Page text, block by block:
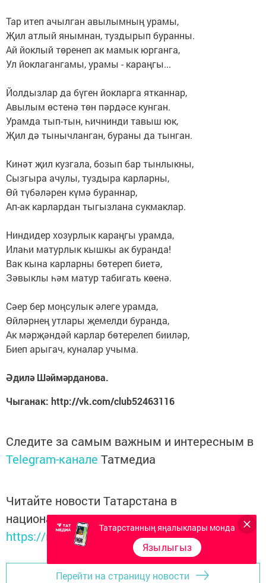
Тар итеп ачылган авылымның урамы,
Җил атлый янымнан, туздырып буранны.
Ай йоклый төренеп ак мамык юрганга,
Ул йоклагангамы, урамы - караңгы...
Йолдызлар да бүген йокларга ятканнар,
Авылым өстенә төн пәрдәсе кунган.
Урамда тып-тын, һичнинди тавыш юк,
Җил дә тынычланган, бураны да тынган.
Кинәт җил кузгала, бозып бар тынлыкны,
Сызгыра ачулы, туздыра карларны,
Өй түбәләрен күмә бураннар,
Ап-ак карлардан тыгызлана сукмаклар.
Ниндидер хозурлык караңгы урамда,
Илаһи матурлык кышкы ак буранда!
Вак кына карларны бөтереп биетә,
Зәвыклы һәм матур табигать көенә.
Сәер бер моңсулык әлеге урамда,
Өйләрнең утлары җемелди буранда,
Ак мәрҗәндәй карлар бөтерелеп бииләр,
Биеп арыгач, куналар учыма.
Әдилә Шәймәрданова.
Чыганак: http://vk.com/club52463116
Следите за самым важным и интересным в
Telegram-канале Татмедиа
Читайте новости Татарстана в
национальном мессенджере MАХ:
https://max.ru/tatmedia
Перейти на страницу новости
Татарстанның яңалыклары монда
Язылыгыз